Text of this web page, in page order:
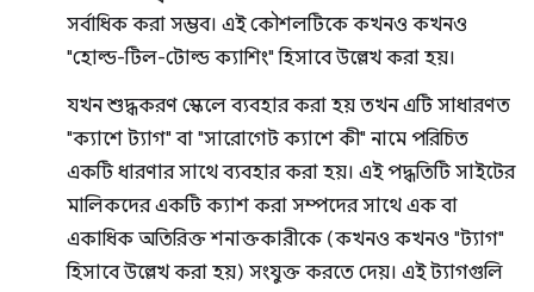
সর্বাধিক করা সম্ভব। এই কৌশলটিকে কখনও কখনও
"হোল্ড-টিল-টোল্ড ক্যাশিং" হিসাবে উল্লেখ করা হয়।
যখন শুদ্ধকরণ স্কেলে ব্যবহার করা হয় তখন এটি সাধারণত
"ক্যাশে ট্যাগ" বা "সারোগেট ক্যাশে কী" নামে পরিচিত
একটি ধারণার সাথে ব্যবহার করা হয়। এই পদ্ধতিটি সাইটের
মালিকদের একটি ক্যাশ করা সম্পদের সাথে এক বা
একাধিক অতিরিক্ত শনাক্তকারীকে (কখনও কখনও "ট্যাগ"
হিসাবে উল্লেখ করা হয়) সংযুক্ত করতে দেয়। এই ট্যাগগুলি